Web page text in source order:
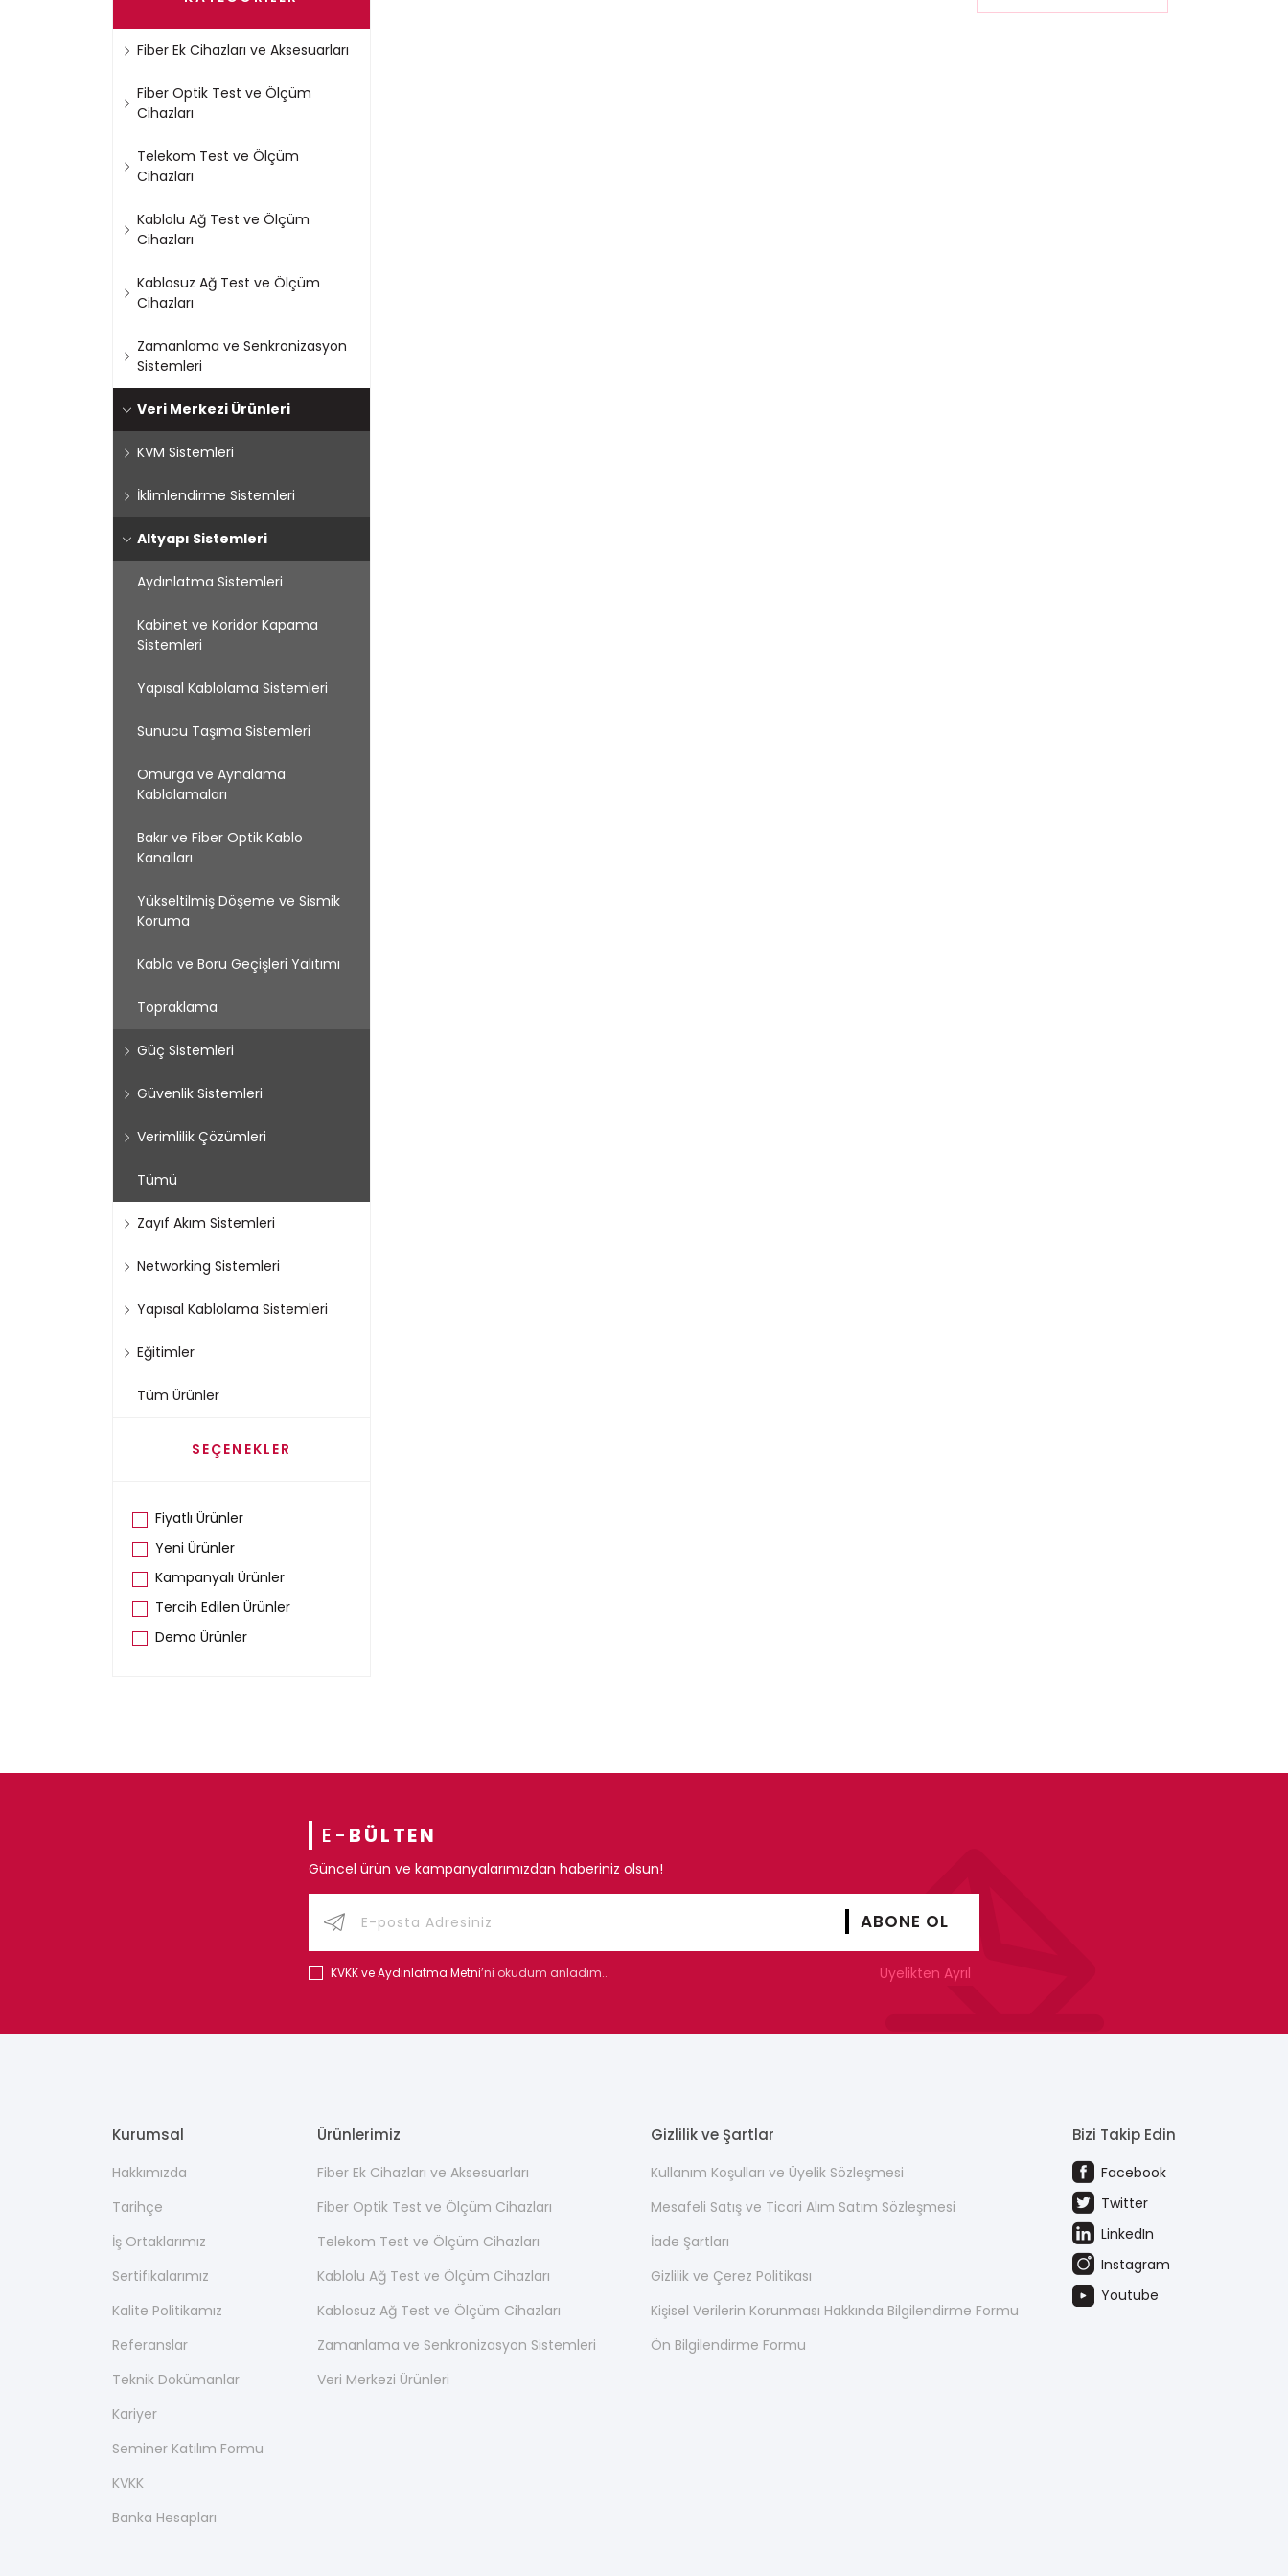
Fiber Ek Cihazları ve Aksesuarları
Fiber Optik Test ve Ölçüm
Cihazları
Telekom Test ve Ölçüm
Cihazları
Kablolu Ağ Test ve Ölçüm
Cihazları
Kablosuz Ağ Test ve Ölçüm
Cihazları
Zamanlama ve Senkronizasyon
Sistemleri
Veri Merkezi Ürünleri
KVM Sistemleri
İklimlendirme Sistemleri
Altyapı Sistemleri
Aydınlatma Sistemleri
Kabinet ve Koridor Kapama
Sistemleri
Yapısal Kablolama Sistemleri
Sunucu Taşıma Sistemleri
Omurga ve Aynalama
Kablolamaları
Bakır ve Fiber Optik Kablo
Kanalları
Yükseltilmiş Döşeme ve Sismik
Koruma
Kablo ve Boru Geçişleri Yalıtımı
Topraklama
Güç Sistemleri
Güvenlik Sistemleri
Verimlilik Çözümleri
Tümü
Zayıf Akım Sistemleri
Networking Sistemleri
Yapısal Kablolama Sistemleri
Eğitimler
Tüm Ürünler
SEÇENEKLER
Fiyatlı Ürünler
Yeni Ürünler
Kampanyalı Ürünler
Tercih Edilen Ürünler
Demo Ürünler
E- BÜLTEN
Güncel ürün ve kampanyalarımızdan haberiniz olsun!
KVKK ve Aydınlatma Metni’ni okudum anladım.. Üyelikten Ayrıl
Kurumsal
Hakkımızda
Tarihçe
İş Ortaklarımız
Sertifikalarımız
Kalite Politikamız
Referanslar
Teknik Dokümanlar
Kariyer
Seminer Katılım Formu
KVKK
Banka Hesapları
Ürünlerimiz
Fiber Ek Cihazları ve Aksesuarları
Fiber Optik Test ve Ölçüm Cihazları
Telekom Test ve Ölçüm Cihazları
Kablolu Ağ Test ve Ölçüm Cihazları
Kablosuz Ağ Test ve Ölçüm Cihazları
Zamanlama ve Senkronizasyon Sistemleri
Veri Merkezi Ürünleri
Gizlilik ve Şartlar
Kullanım Koşulları ve Üyelik Sözleşmesi
Mesafeli Satış ve Ticari Alım Satım Sözleşmesi
İade Şartları
Gizlilik ve Çerez Politikası
Kişisel Verilerin Korunması Hakkında Bilgilendirme Formu
Ön Bilgilendirme Formu
Bizi Takip Edin
Facebook
Twitter
LinkedIn
Instagram
Youtube